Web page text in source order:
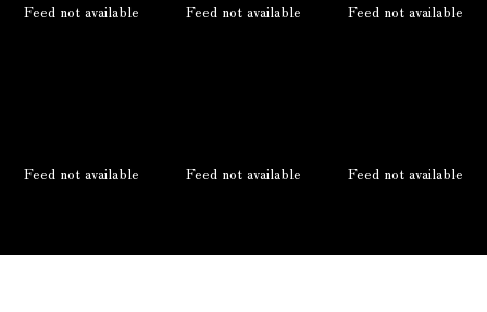
Feed not available Feed not available Feed not available
Feed not available Feed not available Feed not available